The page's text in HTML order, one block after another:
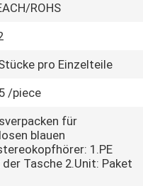
ROHS
pro Einzelteile
/piece
für
blauen
1.PE
der Tasche 2.Unit: Paket